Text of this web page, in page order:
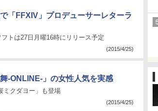
「FFXIV」プロデューサーレターラ
トは27日月曜16時にリリース予定
(2015/4/25)
-ONLINE-」の女性人気を実感
ミクダヨー」も登場
(2015/4/25)